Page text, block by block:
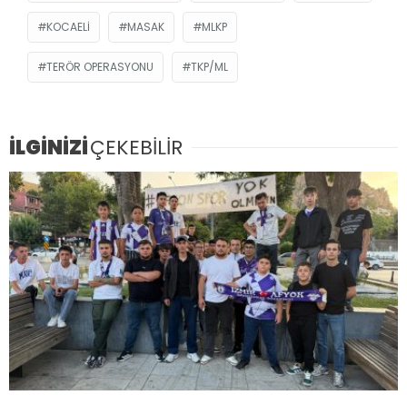
KOCAELI MASAK MLKP
TERÖR OPERASYONU TKP/ML
İLGİNİZİÇEKEBİLİR